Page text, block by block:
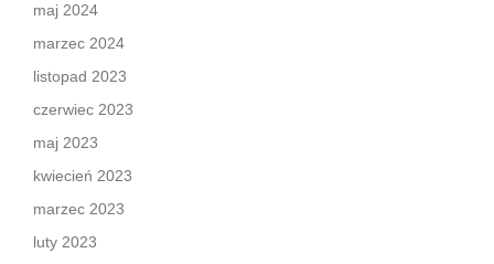
maj 2024
marzec 2024
listopad 2023
czerwiec 2023
maj 2023
kwiecień 2023
marzec 2023
luty 2023